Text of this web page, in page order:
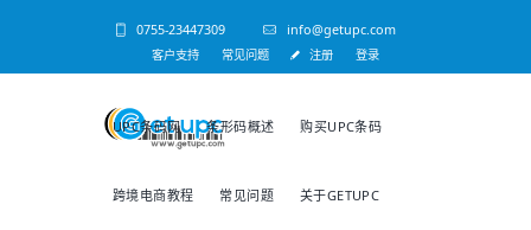
0755-23447309 info@getupc.com
客户支持 常见问题 注册 登录
UPC条码网 条形码概述 购买UPC条码
跨境电商教程 常见问题 关于GETUPC